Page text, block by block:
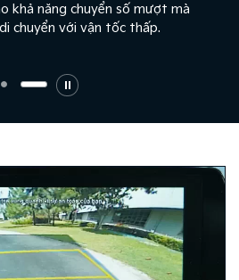
khả năng chuyển số mượt mà
chuyển với vận tốc thấp.